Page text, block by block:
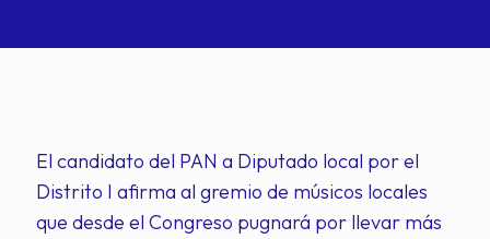
El candidato del PAN a Diputado local por el
Distrito I afirma al gremio de músicos locales
que desde el Congreso pugnará por llevar más